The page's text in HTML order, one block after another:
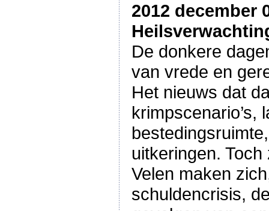
2012 december
De donkere
van vrede en
Het nieuws dat
uitkeringen.
Velen maken
schuldencrisis,